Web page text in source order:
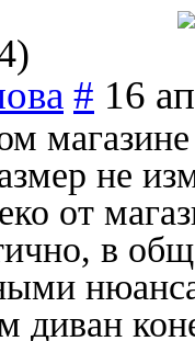
)
# 16
не
от
в
диван